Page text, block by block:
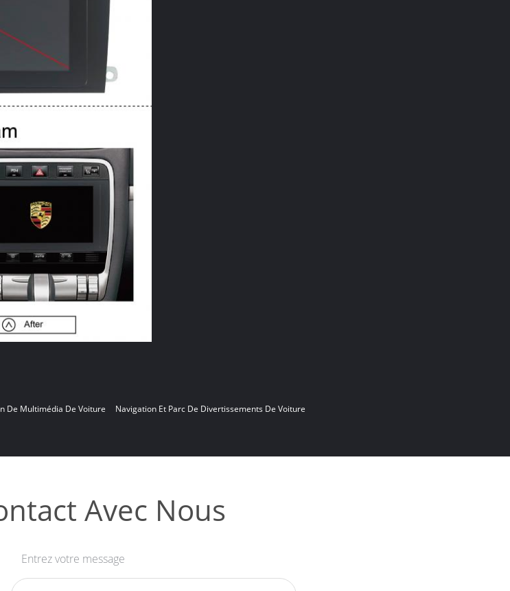
De Multimédia De Voiture Navigation Et Parc De Divertissements De Voiture
Avec Nous
Entrez votre message